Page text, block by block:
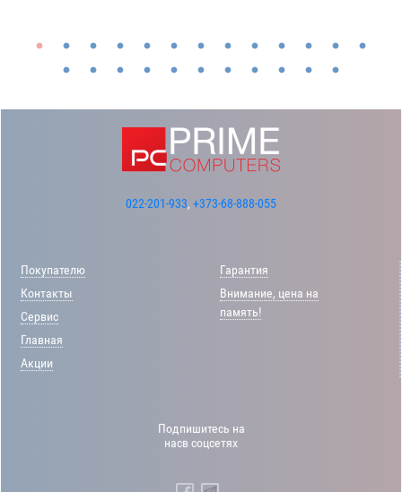
022-201-933, +373-68-888-055
Покупателю
Контакты
Сервис
Главная
Акции
Гарантия
Внимание, цена на
память!
Подпишитесь на
насв соцсетях